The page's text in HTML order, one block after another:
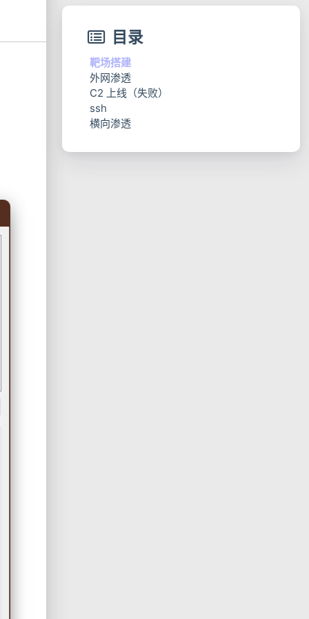
目录
靶场搭建
外网渗透
mysql 渗透（失败）
网站渗透
C2 上线（失败）
ssh
提权
横向渗透